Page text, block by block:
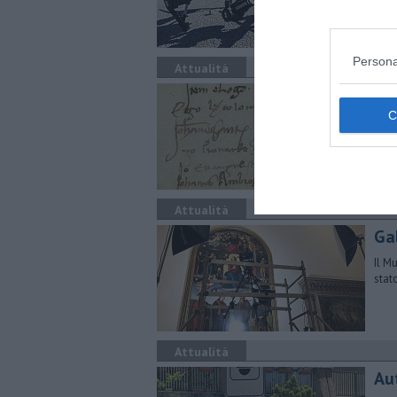
Attualità
Attualità
Il
Attualità